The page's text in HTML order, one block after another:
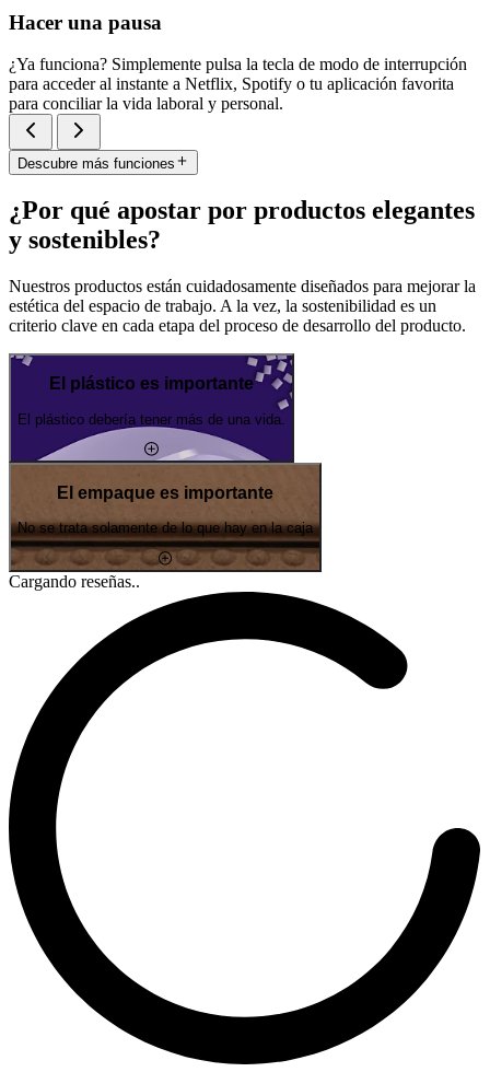
Hacer una pausa
¿Ya funciona? Simplemente pulsa la tecla de modo de interrupción
para acceder al instante a Netflix, Spotify o tu aplicación favorita
para conciliar la vida laboral y personal.
Descubre más funciones
¿Por qué apostar por productos elegantes
y sostenibles?
Nuestros productos están cuidadosamente diseñados para mejorar la
estética del espacio de trabajo. A la vez, la sostenibilidad es un
criterio clave en cada etapa del proceso de desarrollo del producto.
El plástico es importante
El plástico debería tener más de una vida.
El empaque es importante
No se trata solamente de lo que hay en la caja
Cargando reseñas..